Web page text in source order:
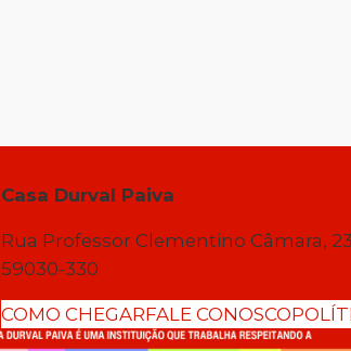
Casa Durval Paiva
Rua Professor Clementino Câmara,
59030-330
COMO CHEGARFALE CONOSCO